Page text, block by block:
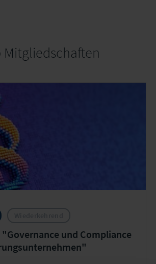
Mitgliedschaften
"Governance und Compliance